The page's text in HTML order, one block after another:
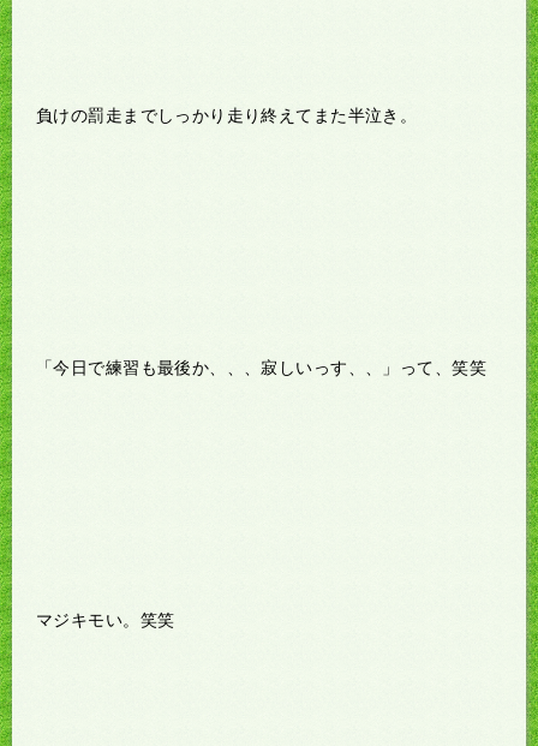
負けの罰走までしっかり走り終えてまた半泣き。
「今日で練習も最後か、、、寂しいっす、、」って、笑笑
マジキモい。笑笑